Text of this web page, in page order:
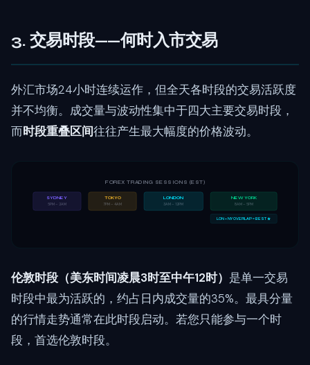
3. 交易时段——何时入市交易
外汇市场24小时连续运作，但全天各时段的交易活跃度
并不均衡。成交量与波动性集中于四大主要交易时段，
而时段重叠区间往往产生最大幅度的价格波动。
FOREX TRADING SESSIONS (EST)
SYDNEY
5PM – 2AM
TOKYO
7PM – 4AM
LONDON
3AM – 12PM
NEW YORK
8AM – 5PM
LON + NY OVERLAP = BEST ★
伦敦时段（美东时间凌晨3时至中午12时） 是单一交易
时段中最为活跃的，约占日内成交量的35%。最具分量
的行情走势通常在此时段启动。若您只能参与一个时
段，首选伦敦时段。